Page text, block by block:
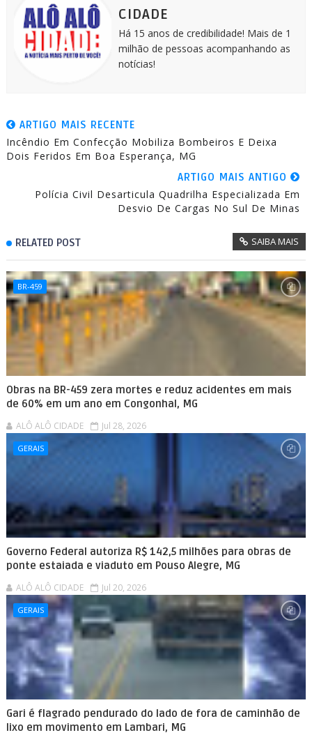
CIDADE
Há 15 anos de credibilidade! Mais de 1
milhão de pessoas acompanhando as
notícias!
ARTIGO MAIS RECENTE
Incêndio Em Confecção Mobiliza Bombeiros E Deixa
Dois Feridos Em Boa Esperança, MG
ARTIGO MAIS ANTIGO
Polícia Civil Desarticula Quadrilha Especializada Em
Desvio De Cargas No Sul De Minas
RELATED POST SAIBA MAIS
BR-459
Obras na BR-459 zera mortes e reduz acidentes em mais
de 60% em um ano em Congonhal, MG
ALÔ ALÔ CIDADE Jul 28, 2026
GERAIS
Governo Federal autoriza R$ 142,5 milhões para obras de
ponte estaiada e viaduto em Pouso Alegre, MG
ALÔ ALÔ CIDADE Jul 20, 2026
GERAIS
Gari é flagrado pendurado do lado de fora de caminhão de
lixo em movimento em Lambari, MG